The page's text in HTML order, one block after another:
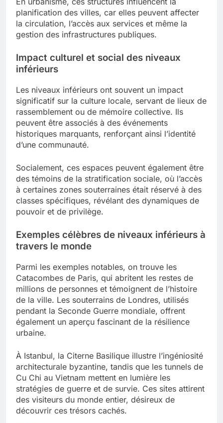
planification des villes, car elles peuvent affecter
la circulation, l’accès aux services et même la
gestion des infrastructures publiques.
Impact culturel et social des niveaux
inférieurs
Les niveaux inférieurs ont souvent un impact
significatif sur la culture locale, servant de lieux de
rassemblement ou de mémoire collective. Ils
peuvent être associés à des événements
historiques marquants, renforçant ainsi l’identité
d’une communauté.
Socialement, ces espaces peuvent également être
des témoins de la stratification sociale, où l’accès
à certaines zones souterraines était réservé à des
classes spécifiques, révélant des dynamiques de
pouvoir et de privilège.
Exemples célèbres de niveaux inférieurs à
travers le monde
Parmi les exemples notables, on trouve les
Catacombes de Paris, qui abritent les restes de
millions de personnes et témoignent de l’histoire
de la ville. Les souterrains de Londres, utilisés
pendant la Seconde Guerre mondiale, offrent
également un aperçu fascinant de la résilience
urbaine.
À Istanbul, la Citerne Basilique illustre l’ingéniosité
architecturale byzantine, tandis que les tunnels de
Cu Chi au Vietnam mettent en lumière les
stratégies de guerre et de survie. Ces sites attirent
des visiteurs du monde entier, désireux de
découvrir ces trésors cachés.